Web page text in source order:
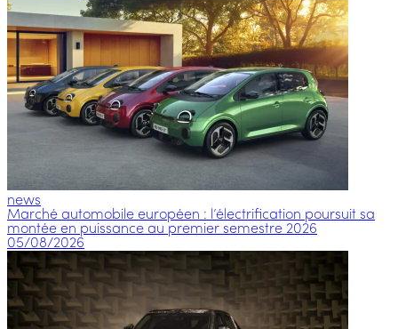
news
Marché automobile européen : l’électrification poursuit sa
montée en puissance au premier semestre 2026
05/08/2026